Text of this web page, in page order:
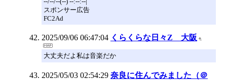
スポンサー広告
FC2Ad
2025/09/06 06:47:04 くらくらな日々Z 大阪
大丈夫だよ私は音楽だか
2025/05/03 02:54:29 奈良に住んでみました（＠